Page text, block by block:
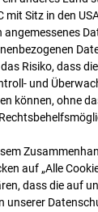
2026
mit Sitz in den
angemessenes
Risiko, dass
und
können, ohne
auf „Alle
dass die auf
unserer